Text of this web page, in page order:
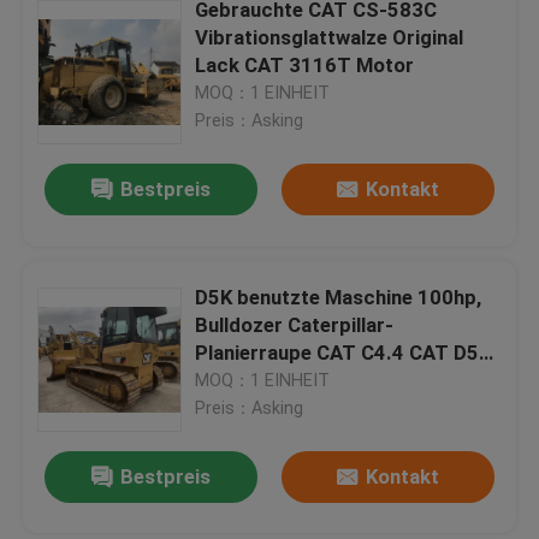
Gebrauchte CAT CS-583C
Vibrationsglattwalze Original
Lack CAT 3116T Motor
MOQ：1 EINHEIT
Preis：Asking
Bestpreis Kontakt
D5K benutzte Maschine 100hp,
Bulldozer Caterpillar-
Planierraupe CAT C4.4 CAT D5K
LPG
MOQ：1 EINHEIT
Preis：Asking
Bestpreis Kontakt